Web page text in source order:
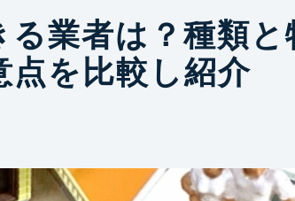
業者は？種類と
点を比較し紹介